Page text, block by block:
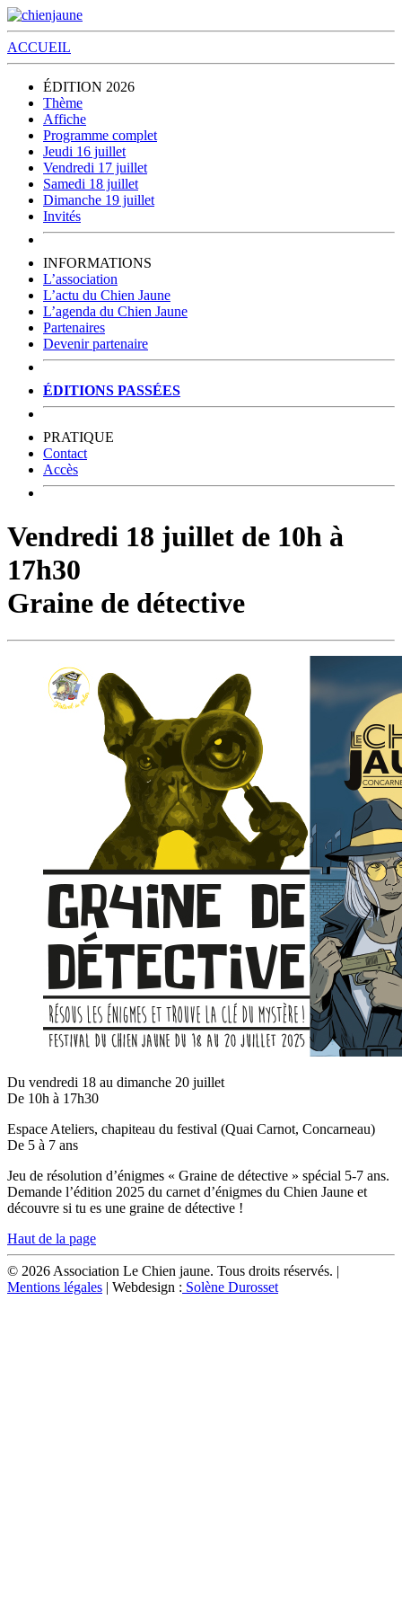
ACCUEIL
ÉDITION 2026
Thème
Affiche
Programme complet
Jeudi 16 juillet
Vendredi 17 juillet
Samedi 18 juillet
Dimanche 19 juillet
Invités
INFORMATIONS
L’association
L’actu du Chien Jaune
L’agenda du Chien Jaune
Partenaires
Devenir partenaire
ÉDITIONS PASSÉES
PRATIQUE
Contact
Accès
Vendredi 18 juillet de 10h à
17h30
Graine de détective
Du vendredi 18 au dimanche 20 juillet
De 10h à 17h30
Espace Ateliers, chapiteau du festival (Quai Carnot, Concarneau)
De 5 à 7 ans
Jeu de résolution d’énigmes « Graine de détective » spécial 5-7 ans.
Demande l’édition 2025 du carnet d’énigmes du Chien Jaune et
découvre si tu es une graine de détective !
Haut de la page
© 2026 Association Le Chien jaune. Tous droits réservés. |
Mentions légales | Webdesign : Solène Durosset